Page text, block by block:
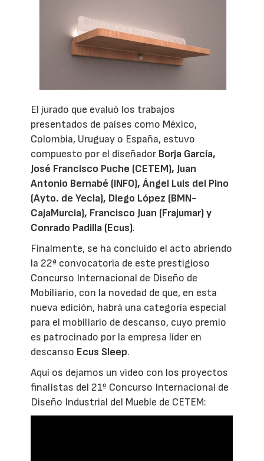
El jurado que evaluó los trabajos
presentados de países como México,
Colombia, Uruguay o España, estuvo
compuesto por el diseñador Borja García,
José Francisco Puche (CETEM), Juan
Antonio Bernabé (INFO), Ángel Luis del Pino
(Ayto. de Yecla), Diego López (BMN-
CajaMurcia), Francisco Juan (Frajumar) y
Conrado Padilla (Ecus).
Finalmente, se ha concluido el acto abriendo
la 22ª convocatoria de este prestigioso
Concurso Internacional de Diseño de
Mobiliario, con la novedad de que, en esta
nueva edición, habrá una categoría especial
para el mobiliario de descanso, cuyo premio
es patrocinado por la empresa líder en
descanso Ecus Sleep.
Aquí os dejamos un video con los proyectos
finalistas del 21º Concurso Internacional de
Diseño Industrial del Mueble de CETEM: